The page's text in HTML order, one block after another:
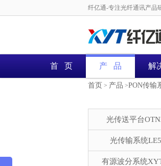
纤亿通-专注光纤通讯产品
首 页 产 品 解
首页 > 产品 >PON传输
光传送平台
光传输系统
有源波分系统